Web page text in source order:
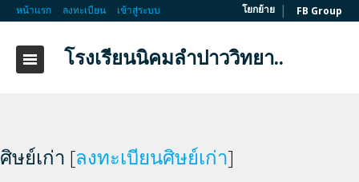
หน้าแรก ลงทะเบียน เข้าสู่ระบบ โยกย้าย | FB Group
โรงเรียนนิคมลำปาววิทยา..
ศิษย์เก่า [ลงทะเบียนศิษย์เก่า]